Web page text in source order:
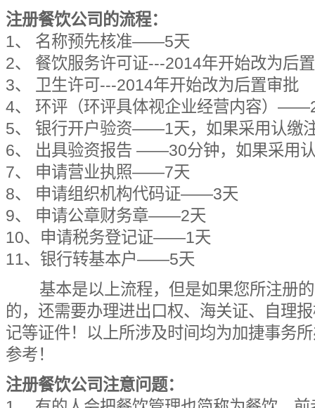
注册餐饮公司的流程：
1、 名称预先核准——5天
2、 餐饮服务许可证---2014年开始改为后
3、 卫生许可---2014年开始改为后置审批
4、 环评（环评具体视企业经营内容）
5、 银行开户验资——1天，如果采用认缴
6、 出具验资报告 ——30分钟，如果采用
7、 申请营业执照——7天
8、 申请组织机构代码证——3天
9、 申请公章财务章——2天
10、申请税务登记证——1天
11、银行转基本户——5天
基本是以上流程，但是如果您所注册的
的，还需要办理进出口权、海关证、自理
记等证件！以上所涉及时间均为加捷事务
参考！
注册餐饮公司注意问题：